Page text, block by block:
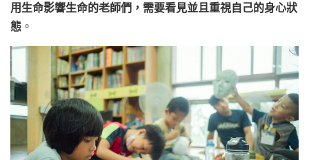
用生命影響生命的老師們，需要看見並且重視自己的身心狀
態 。